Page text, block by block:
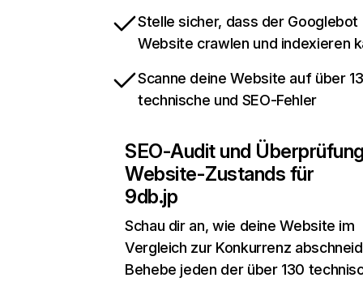
Stelle sicher, dass der Googlebot
Website crawlen und indexieren
Scanne deine Website auf über
technische und SEO-Fehler
SEO-Audit und
Website-Zustands für
9db.jp
Schau dir an, wie deine Website im
Vergleich zur Konkurrenz
Behebe jeden der über 130